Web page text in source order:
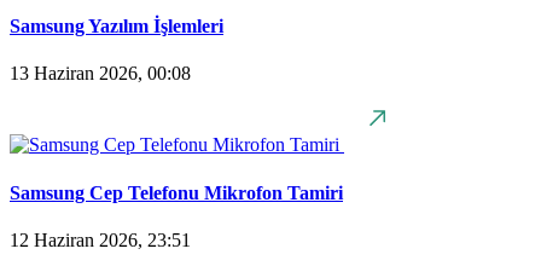
Samsung Yazılım İşlemleri
13 Haziran 2026, 00:08
Samsung Cep Telefonu Mikrofon Tamiri
12 Haziran 2026, 23:51